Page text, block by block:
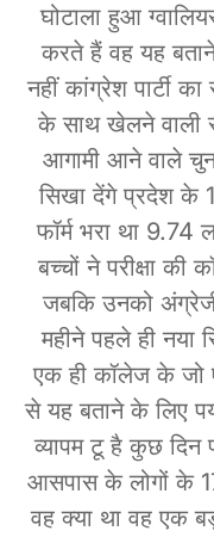
घोटाला हुआ
करते हैं वह यह बताने
नहीं कांग्रेश पार्टी
के साथ खेलने वाली
आगामी आने वाले
सिखा देंगे प्रदेश के
फॉर्म भरा था 9.74
बच्चों ने परीक्षा की
जबकि उनको
महीने पहले ही नया
एक ही कॉलेज के जो
से यह बताने के लिए
व्यापम टू है कुछ दिन
आसपास के लोगों के
वह क्या था वह एक